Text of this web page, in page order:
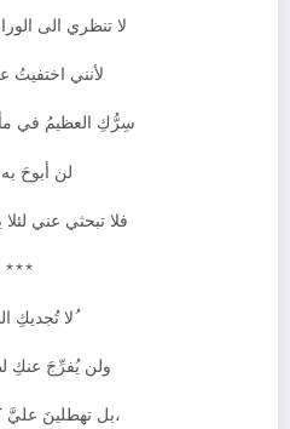
لا تنظري الى
لأنني اختفيتُ
سِرُّكِ العظيمُ في
لن أبوحَ
فلا تبحثي عني
***
ُلا تُجديكِ
ولن يُفرِّجَ عنكِ
،بل تهطلينَ عليَّ